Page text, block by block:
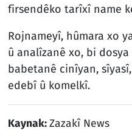
firsendêko tarîxî name
Rojnameyî, hûmara xo
û analîzanê xo, bi
babetanê cinîyan,
edebî û komelkî.
Kaynak:Zazakî News